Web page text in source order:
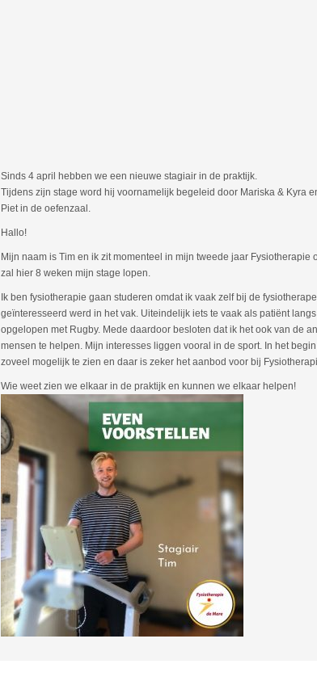
Sinds 4 april hebben we een nieuwe stagiair in de praktijk.
Tijdens zijn stage word hij voornamelijk begeleid door Mariska & Kyra
Piet in de oefenzaal.
Hallo!
Mijn naam is Tim en ik zit momenteel in mijn tweede jaar Fysiotherapie
zal hier 8 weken mijn stage lopen.
Ik ben fysiotherapie gaan studeren omdat ik vaak zelf bij de
geïnteresseerd werd in het vak. Uiteindelijk iets te vaak als patiënt
opgelopen met Rugby. Mede daardoor besloten dat ik het ook van de
mensen te helpen. Mijn interesses liggen vooral in de sport. In het
zoveel mogelijk te zien en daar is zeker het aanbod voor bij
Wie weet zien we elkaar in de praktijk en kunnen we elkaar helpen!